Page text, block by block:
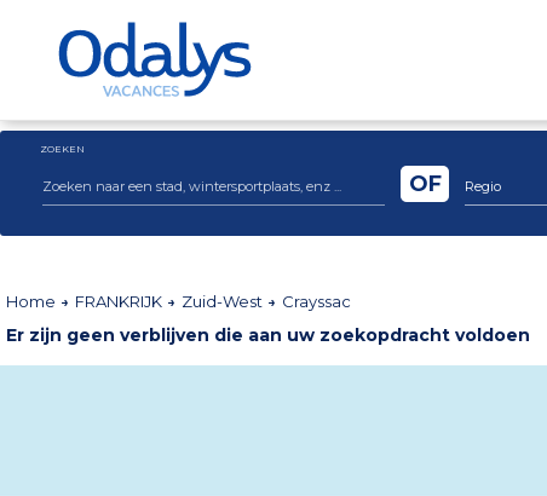
ZOEKEN
Regio
OF
Home FRANKRIJK Zuid-West Crayssac
Er zijn geen verblijven die aan uw zoekopdracht voldoen